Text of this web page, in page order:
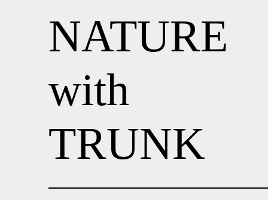
NATURE
with
TRUNK